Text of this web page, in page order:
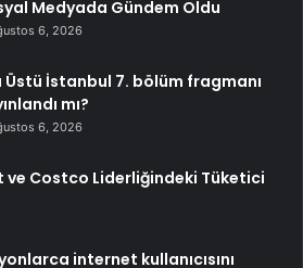
Medyada Gündem Oldu
6, 2026
Üstü İstanbul 7. bölüm fragmanı
mı?
6, 2026
ve Costco Liderliğindeki Tüketici
internet kullanıcısını